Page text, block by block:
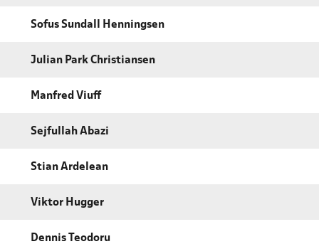
Sofus Sundall Henningsen
Julian Park Christiansen
Manfred Viuff
Sejfullah Abazi
Stian Ardelean
Viktor Hugger
Dennis Teodoru